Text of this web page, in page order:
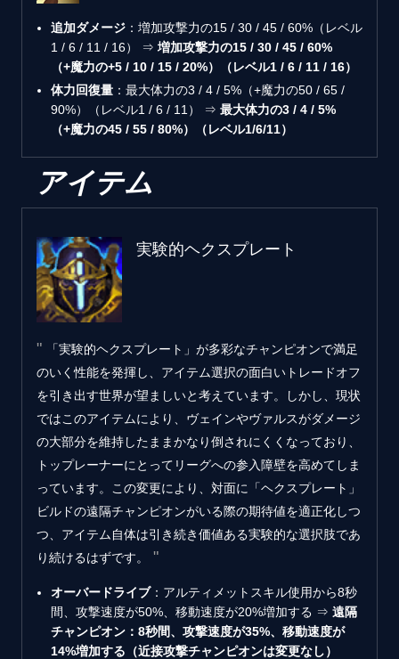
追加ダメージ ‎：増加攻撃力の15 / 30 / 45 / 60%（レベル
1 / 6 / 11 / 16） ⇒ 増加攻撃力の15 / 30 / 45 / 60%
（+魔力の+5 / 10 / 15 / 20%）（レベル1 / 6 / 11 / 16）
体力回復量 ：最大体力の3 / 4 / 5%（+魔力の50 / 65 /
90%）（レベル1 / 6 / 11） ⇒ 最大体力の3 / 4 / 5%
（+魔力の45 / 55 / 80%）（レベル1/6/11）
アイテム
実験的ヘクスプレート
「実験的ヘクスプレート」が多彩なチャンピオンで満足
のいく性能を発揮し、アイテム選択の面白いトレードオフ
を引き出す世界が望ましいと考えています。しかし、現状
ではこのアイテムにより、ヴェインやヴァルスがダメージ
の大部分を維持したままかなり倒されにくくなっており、
トップレーナーにとってリーグへの参入障壁を高めてしま
っています。この変更により、対面に「ヘクスプレート」
ビルドの遠隔チャンピオンがいる際の期待値を適正化しつ
つ、アイテム自体は引き続き価値ある実験的な選択肢であ
り続けるはずです。
オーバードライブ：アルティメットスキル使用から8秒
間、攻撃速度が50%、移動速度が20%増加する ⇒ 遠隔
チャンピオン：8秒間、攻撃速度が35%、移動速度が
14%増加する（近接攻撃チャンピオンは変更なし）